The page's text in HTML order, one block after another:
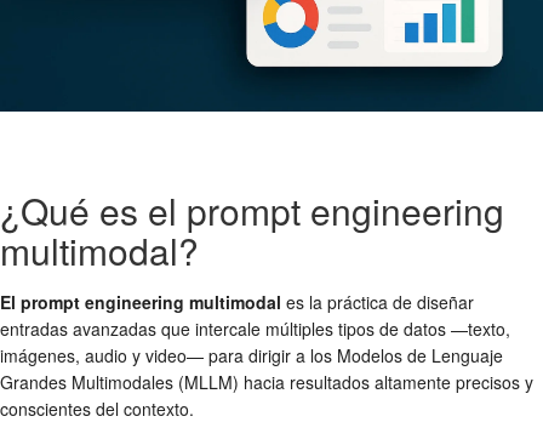
¿Qué es el prompt engineering
multimodal?
El prompt engineering multimodal es la práctica de diseñar
entradas avanzadas que intercale múltiples tipos de datos —texto,
imágenes, audio y video— para dirigir a los Modelos de Lenguaje
Grandes Multimodales (MLLM) hacia resultados altamente precisos y
conscientes del contexto.